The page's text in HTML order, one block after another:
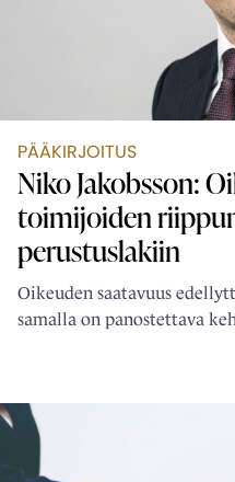
PÄÄKIRJOITUS
Niko Jakobsson:
toimijoiden
perustuslakiin
Oikeuden saatavuus
samalla on panostettava